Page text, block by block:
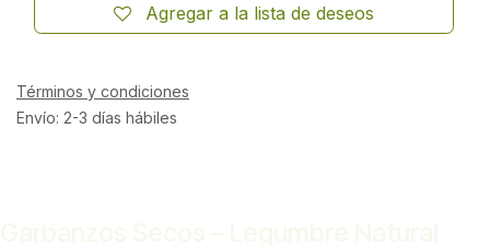
Agregar a la lista de deseos
Términos y condiciones
Envío: 2-3 días hábiles